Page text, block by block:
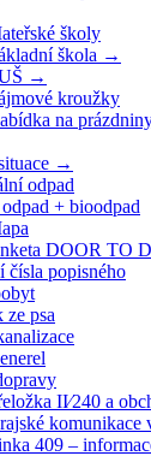
školy
škola →
→
kroužky
na
→
odpad
+ bioodpad
DOOR TO
čísla popisného
ze psa
II⁄240 a
komunikace
409 –